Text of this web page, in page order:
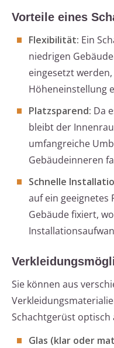
Vorteile eines
Flexibilität: Ein
niedrigen
eingesetzt
Höheneinstellung
Platzsparend: Da
bleibt der
umfangreiche
Gebäudeinneren
Schnelle
auf ein geeignetes
Gebäude fixiert,
Sie können aus
Schachtgerüst
Glas (klar oder